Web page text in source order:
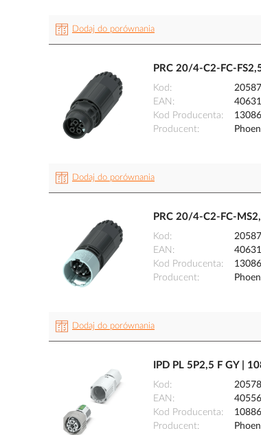
Dodaj do porównania
PRC 20/4-C2-FC-
Kod
EAN
Kod Producenta
Producent
Dodaj do porównania
PRC 20/4-C2-FC-
Kod
EAN
Kod Producenta
Producent
Dodaj do porównania
IPD PL 5P2,5 F GY |
Kod
EAN
Kod Producenta
Producent